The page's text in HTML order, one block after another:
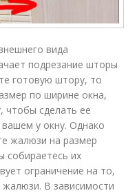
вида
подрезание шторы
готовую штору, то
по ширине окна,
чтобы сделать ее
у окну. Однако
жалюзи на размер
собираетесь их
ограничение на то,
В зависимости